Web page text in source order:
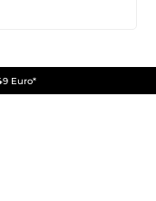
Euro*